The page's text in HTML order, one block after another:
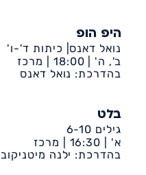
היפ הופ
נואל דאנס| כיתות ד'-ו'
ב', ה' | 18:00 |
מרכז
קהילתי דיונה
בהדרכת: נואל דאנס
בלט
גילים 6-10
א' | 16:30 |
מרכז
קהילתי דיונה
בהדרכת: ילנה מיטניקוב